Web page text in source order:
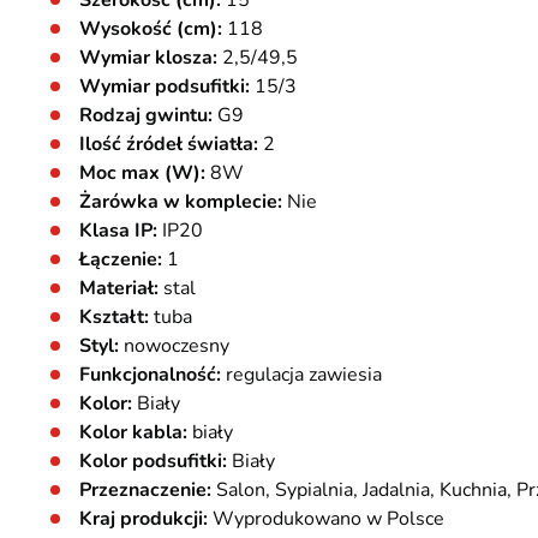
Wysokość (cm): 118
Wymiar klosza: 2,5/49,5
Wymiar podsufitki: 15/3
Rodzaj gwintu: G9
Ilość źródeł światła: 2
Moc max (W):8W
Żarówka w komplecie: Nie
Klasa IP: IP20
Łączenie: 1
Materiał: stal
Kształt:tuba
Styl: nowoczesny
Funkcjonalność: regulacja zawiesia
Kolor: Biały
Kolor kabla: biały
Kolor podsufitki: Biały
Przeznaczenie:Salon, Sypialnia, Jadalnia, Kuchnia,
Kraj produkcji:Wyprodukowano w Polsce